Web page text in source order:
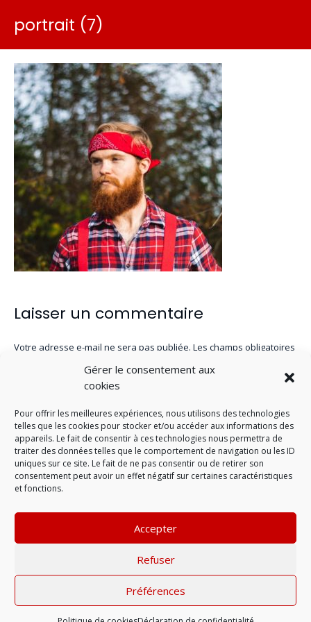
Gérer le consentement aux
cookies
Pour offrir les meilleures expériences, nous utilisons des technologies
telles que les cookies pour stocker et/ou accéder aux informations des
appareils. Le fait de consentir à ces technologies nous permettra de
traiter des données telles que le comportement de navigation ou les ID
uniques sur ce site. Le fait de ne pas consentir ou de retirer son
consentement peut avoir un effet négatif sur certaines caractéristiques
et fonctions.
Accepter
Refuser
Préférences
portrait (7)
Laisser un commentaire
Votre adresse e-mail ne sera pas publiée. Les champs obligatoires
LAISSER UN COMMENTAIRE
Mentions légales| © 2022 |Politique de
confidentialité